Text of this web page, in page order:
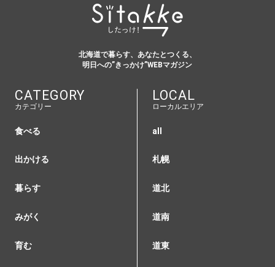
北海道で暮らす、あなたとつくる、
明日への”きっかけ”WEBマガジン
CATEGORY
カテゴリー
食べる
出かける
暮らす
みがく
育む
LOCAL
ローカルエリア
all
札幌
道北
道南
道東